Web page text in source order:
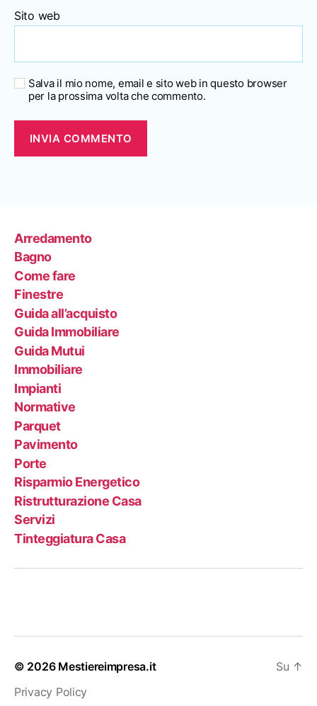
Sito web
Salva il mio nome, email e sito web in questo browser
per la prossima volta che commento.
Arredamento
Bagno
Come fare
Finestre
Guida all’acquisto
Guida Immobiliare
Guida Mutui
Immobiliare
Impianti
Normative
Parquet
Pavimento
Porte
Risparmio Energetico
Ristrutturazione Casa
Servizi
Tinteggiatura Casa
© 2026 Mestiereimpresa.it
Privacy Policy
Su ↑